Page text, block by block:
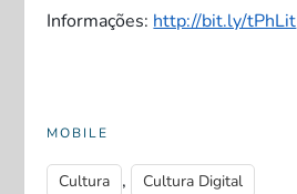
Informações: http://bit.ly/tPhLit
MOBILE
Cultura , Cultura Digital